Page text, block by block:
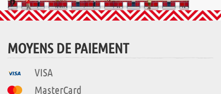
MOYENS DE PAIEMENT
VISA
MasterCard